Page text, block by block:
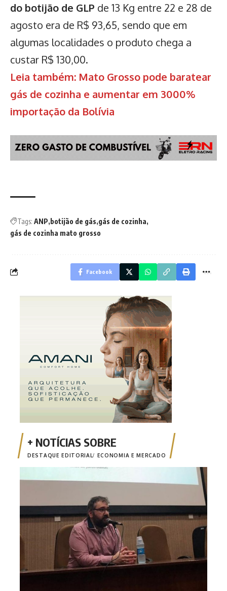
do botijão de GLP de 13 Kg entre 22 e 28 de
agosto era de R$ 93,65, sendo que em
algumas localidades o produto chega a
custar R$ 130,00.
Leia também: Mato Grosso pode baratear
gás de cozinha e aumentar em 3000%
importação da Bolívia
Tags: ANP botijão de gás gás de cozinha
gás de cozinha mato grosso
Facebook
DESTAQUE EDITORIAL ECONOMIA E MERCADO